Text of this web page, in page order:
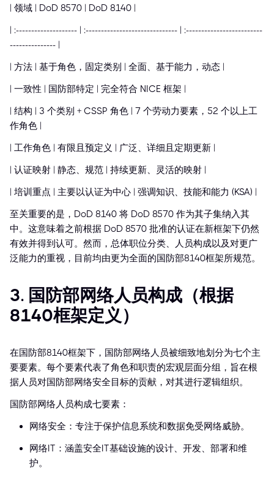
| 领域 | DoD 8570 | DoD 8140 |
| :-------------------- | :------------------------------ | :-------------------------
--------------- |
| 方法 | 基于角色，固定类别 | 全面、基于能力，动态 |
| 一致性 | 国防部特定 | 完全符合 NICE 框架 |
| 结构 | 3 个类别 + CSSP 角色 | 7 个劳动力要素，52 个以上工
作角色 |
| 工作角色 | 有限且预定义 | 广泛、详细且定期更新 |
| 认证映射 | 静态、规范 | 持续更新、灵活的映射 |
| 培训重点 | 主要以认证为中心 | 强调知识、技能和能力 (KSA) |
至关重要的是，DoD 8140 将 DoD 8570 作为其子集纳入其
中。这意味着之前根据 DoD 8570 批准的认证在新框架下仍然
有效并得到认可。然而，总体职位分类、人员构成以及对更广
泛能力的重视，目前均由更为全面的国防部8140框架所规范。
3. 国防部网络人员构成（根据
8140框架定义）
在国防部8140框架下，国防部网络人员被细致地划分为七个主
要要素。每个要素代表了角色和职责的宏观层面分组，旨在根
据人员对国防部网络安全目标的贡献，对其进行逻辑组织。
国防部网络人员构成七要素：
网络安全：专注于保护信息系统和数据免受网络威胁。
网络IT：涵盖安全IT基础设施的设计、开发、部署和维
护。